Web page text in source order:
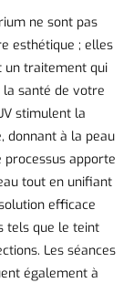
ne sont pas
esthétique ; elles
un traitement qui
santé de votre
stimulent la
donnant à la peau
processus apporte
tout en unifiant
efficace
tels que le teint
Les séances
également à